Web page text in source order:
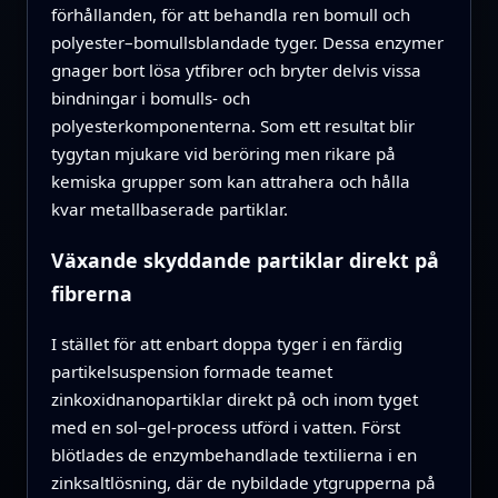
förhållanden, för att behandla ren bomull och
polyester–bomullsblandade tyger. Dessa enzymer
gnager bort lösa ytfibrer och bryter delvis vissa
bindningar i bomulls- och
polyesterkomponenterna. Som ett resultat blir
tygytan mjukare vid beröring men rikare på
kemiska grupper som kan attrahera och hålla
kvar metallbaserade partiklar.
Växande skyddande partiklar direkt på
fibrerna
I stället för att enbart doppa tyger i en färdig
partikelsuspension formade teamet
zinkoxidnanopartiklar direkt på och inom tyget
med en sol–gel-process utförd i vatten. Först
blötlades de enzymbehandlade textilierna i en
zinksaltlösning, där de nybildade ytgrupperna på